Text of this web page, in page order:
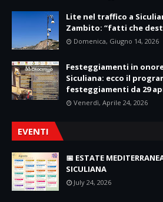
Lite nel traffico a
Zambito: “fatti che
Domenica, Giugno 14, 2026
Festeggiamenti in
Siculiana: ecco il
festeggiamenti da 29
Venerdì, Aprile 24, 2026
EVENTI
📅 ESTATE
SICULIANA
July 24, 2026